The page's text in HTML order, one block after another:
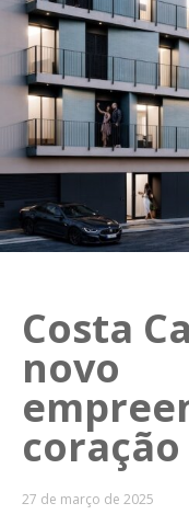
Costa
novo
27 de março de 2025